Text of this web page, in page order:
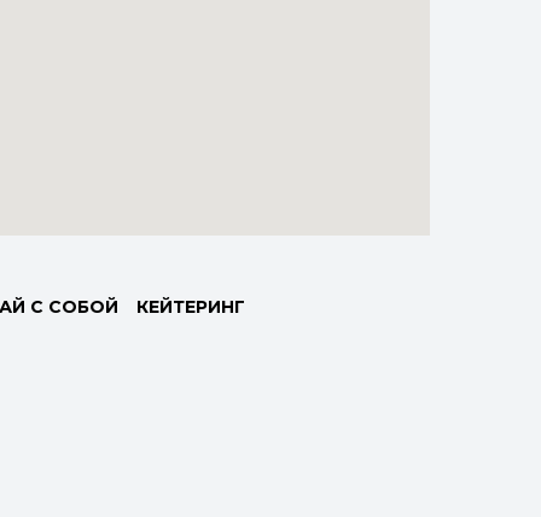
С СОБОЙ КЕЙТЕРИНГ